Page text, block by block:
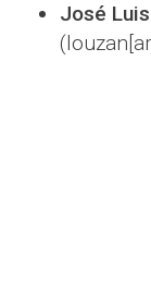
José